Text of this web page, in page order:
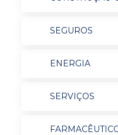
SEGUROS
ENERGIA
SERVIÇOS